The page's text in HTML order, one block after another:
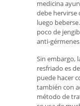
medicina
debe hervirse
luego
poco de
anti-
Sin embargo,
resfriado es
puede hacer
también con
método de